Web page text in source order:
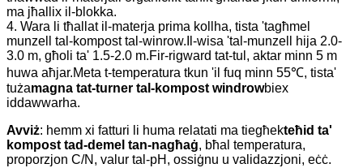
ma jħallix il-blokka.
4. Wara li tħallat il-materja prima kollha, tista 'tagħmel
munzell tal-kompost tal-winrow.Il-wisa 'tal-munzell hija 2.0-
3.0 m, għoli ta' 1.5-2.0 m.Fir-rigward tat-tul, aktar minn 5 m
huwa aħjar.Meta t-temperatura tkun 'il fuq minn 55℃, tista'
tużamagna tat-turner tal-kompost windrowbiex
iddawwarha.
Avviż: hemm xi fatturi li huma relatati ma tiegħekteħid ta'
kompost tad-demel tan-nagħaġ, bħal temperatura,
proporzjon C/N, valur tal-pH, ossiġnu u validazzjoni, eċċ.